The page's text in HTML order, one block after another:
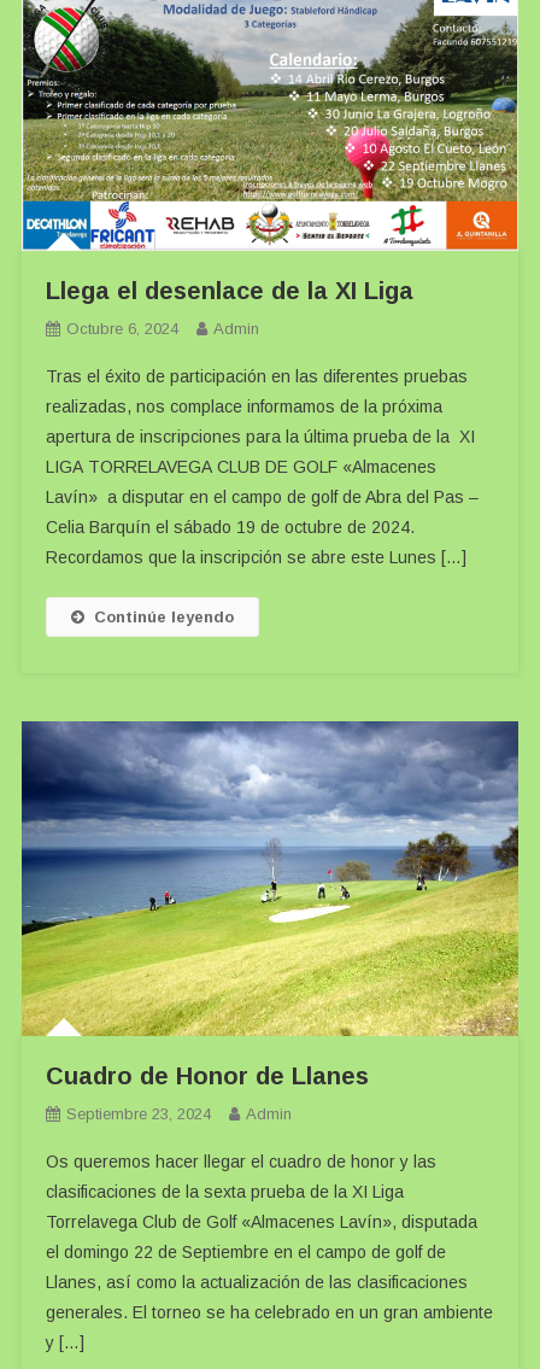
Llega el desenlace de la XI Liga
Octubre 6, 2024 Admin
Tras el éxito de participación en las diferentes pruebas
realizadas, nos complace informamos de la próxima
apertura de inscripciones para la última prueba de la XI
LIGA TORRELAVEGA CLUB DE GOLF «Almacenes
Lavín» a disputar en el campo de golf de Abra del Pas –
Celia Barquín el sábado 19 de octubre de 2024.
Recordamos que la inscripción se abre este Lunes […]
Continúe leyendo
Cuadro de Honor de Llanes
Septiembre 23, 2024 Admin
Os queremos hacer llegar el cuadro de honor y las
clasificaciones de la sexta prueba de la XI Liga
Torrelavega Club de Golf «Almacenes Lavín», disputada
el domingo 22 de Septiembre en el campo de golf de
Llanes, así como la actualización de las clasificaciones
generales. El torneo se ha celebrado en un gran ambiente
y […]